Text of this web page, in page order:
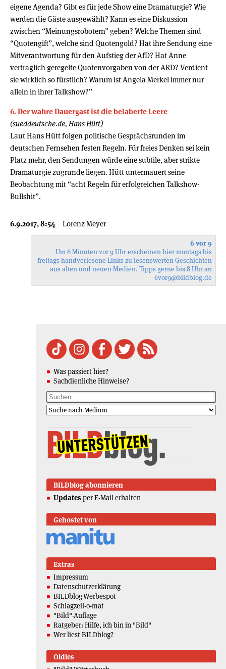
eigene Agenda? Gibt es für jede Show eine Dramaturgie? Wie
werden die Gäste ausgewählt? Kann es eine Diskussion
zwischen “Meinungsrobotern” geben? Welche Themen sind
“Quotengift”, welche sind Quotengold? Hat ihre Sendung eine
Mitverantwortung für den Aufstieg der AfD? Hat Anne
vertraglich geregelte Quotenvorgaben von der ARD? Verdient
sie wirklich so fürstlich? Warum ist Angela Merkel immer nur
allein in ihrer Talkshow?”
6. Der wahre Dauergast ist die belaberte Leere
(sueddeutsche.de, Hans Hütt)
Laut Hans Hütt folgen politische Gesprächsrunden im
deutschen Fernsehen festen Regeln. Für freies Denken sei kein
Platz mehr, den Sendungen würde eine subtile, aber strikte
Dramaturgie zugrunde liegen. Hütt untermauert seine
Beobachtung mit “acht Regeln für erfolgreichen Talkshow-
Bullshit”.
6.9.2017, 8:54 Lorenz Meyer
6 vor 9
Um 6 Minuten vor 9 Uhr erscheinen hier montags bis
freitags handverlesene Links zu lesenswerten Geschichten
aus alten und neuen Medien. Tipps gerne bis 8 Uhr an
6vor9@bildblog.de
Was passiert hier?
Sachdienliche Hinweise?
BILDblog abonnieren
Updates per E-Mail erhalten
Gehostet von
Extras
Impressum
Datenschutzerklärung
BILDblog-Werbespot
Schlagzeil-o-mat
"Bild"-Auflage
Ratgeber: Hilfe, ich bin in "Bild"
Wer liest BILDblog?
Oldies